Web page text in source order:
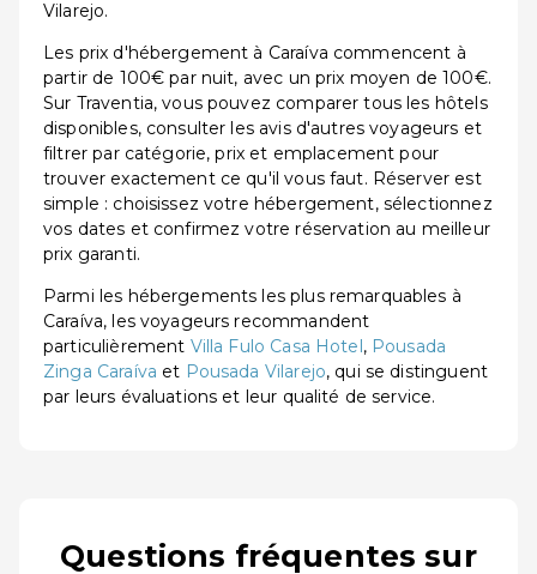
Vilarejo.
Les prix d'hébergement à Caraíva commencent à
partir de 100€ par nuit, avec un prix moyen de 100€.
Sur Traventia, vous pouvez comparer tous les hôtels
disponibles, consulter les avis d'autres voyageurs et
filtrer par catégorie, prix et emplacement pour
trouver exactement ce qu'il vous faut. Réserver est
simple : choisissez votre hébergement, sélectionnez
vos dates et confirmez votre réservation au meilleur
prix garanti.
Parmi les hébergements les plus remarquables à
Caraíva, les voyageurs recommandent
particulièrement Villa Fulo Casa Hotel, Pousada
Zinga Caraíva et Pousada Vilarejo, qui se distinguent
par leurs évaluations et leur qualité de service.
Questions fréquentes sur